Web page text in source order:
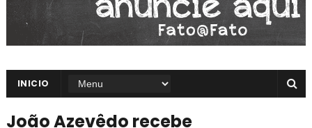
INICIO
João Azevêdo recebe